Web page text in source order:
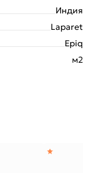
Индия
Laparet
Epiq
м2